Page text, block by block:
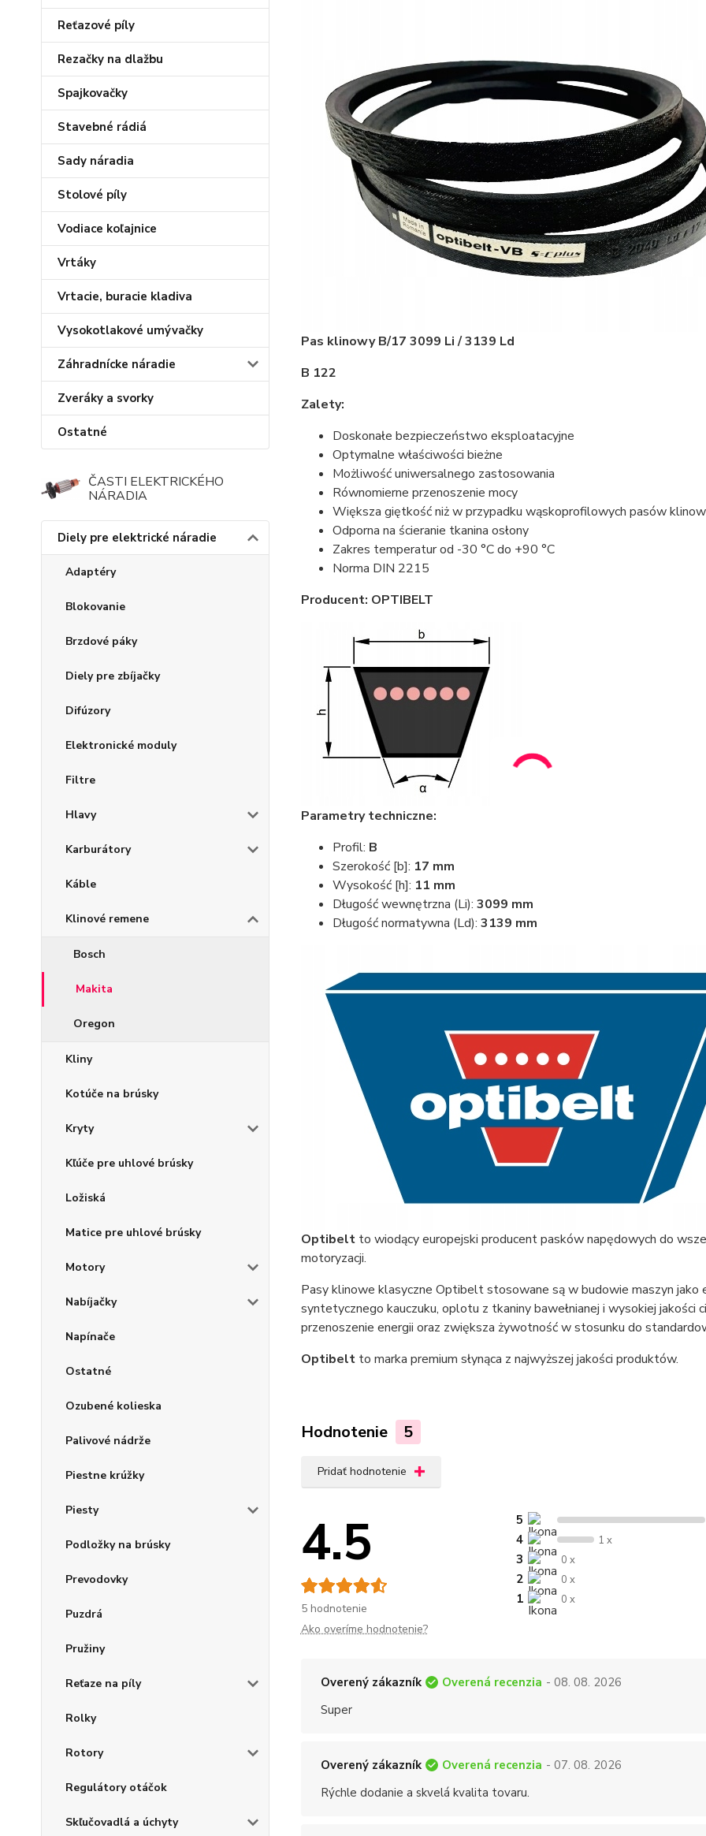
Reťazové píly
Rezačky na dlažbu
Spajkovačky
Stavebné rádiá
Sady náradia
Stolové píly
Vodiace koľajnice
Vrtáky
Vrtacie, buracie kladiva
Vysokotlakové umývačky
Záhradnícke náradie
Zveráky a svorky
Ostatné
ČASTI ELEKTRICKÉHO
NÁRADIA
Diely pre elektrické náradie
Adaptéry
Blokovanie
Brzdové páky
Diely pre zbíjačky
Difúzory
Elektronické moduly
Filtre
Hlavy
Karburátory
Káble
Klinové remene
Bosch
Makita
Oregon
Kliny
Kotúče na brúsky
Kryty
Kľúče pre uhlové brúsky
Ložiská
Matice pre uhlové brúsky
Motory
Nabíjačky
Napínače
Ostatné
Ozubené kolieska
Palivové nádrže
Piestne krúžky
Piesty
Podložky na brúsky
Prevodovky
Puzdrá
Pružiny
Reťaze na píly
Rolky
Rotory
Regulátory otáčok
Skľučovadlá a úchyty
Pas klinowy B/17 3099 Li / 3139 Ld
B 122
Zalety:
Doskonałe bezpieczeństwo eksploatacyjne
Optymalne właściwości bieżne
Możliwość uniwersalnego zastosowania
Równomierne przenoszenie mocy
Większa giętkość niż w przypadku wąskoprofilowych pasów
Odporna na ścieranie tkanina osłony
Zakres temperatur od -30 °C do +90 °C
Norma DIN 2215
Producent: OPTIBELT
Parametry techniczne:
Profil: B
Szerokość [b]: 17 mm
Wysokość [h]: 11 mm
Długość wewnętrzna (Li): 3099 mm
Długość normatywna (Ld): 3139 mm
Optibeltto wiodący europejski producent pasków napędowych do
motoryzacji.
Pasy klinowe klasyczne Optibelt stosowane są w budowie maszyn jako
syntetycznego kauczuku, oplotu z tkaniny bawełnianej i wysokiej jakości
przenoszenie energii oraz zwiększa żywotność w stosunku do
Optibeltto marka premium słynąca z najwyższej jakości produktów.
Hodnotenie 5
Pridať hodnotenie
4.5
5 hodnotenie
5
4
1 x
3 0 x
2 0 x
1 0 x
Ako overíme hodnotenie?
Overený zákazník Overená recenzia - 08. 08. 2026
Super
Overený zákazník Overená recenzia - 07. 08. 2026
Rýchle dodanie a skvelá kvalita tovaru.